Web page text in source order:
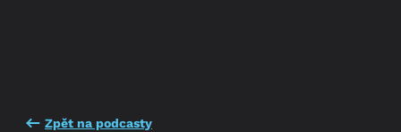
Zpět na podcasty